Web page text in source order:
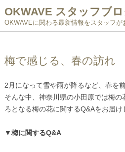
OKWAVE スタッフブ
OKWAVEに関わる最新情報をスタッフが
梅で感じる、春の訪れ
2月になって雪や雨が降るなど、春を
そんな中、神奈川県の小田原では梅
ろとなる梅の花に関するQ&Aをお届け
▼梅に関するQ&A